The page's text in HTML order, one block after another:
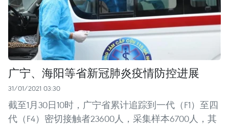
广宁、海阳等省新冠肺炎疫情防控进展
31/01/2021 03:30
截至1月30日10时，广宁省累计追踪到一代（F1）至四
代（F4）密切接触者23600人，采集样本6700人，其